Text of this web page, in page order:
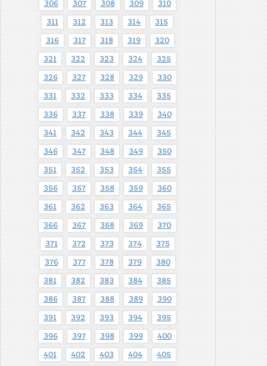
306 307 308 309 310
311 312 313 314 315
316 317 318 319 320
321 322 323 324 325
326 327 328 329 330
331 332 333 334 335
336 337 338 339 340
341 342 343 344 345
346 347 348 349 350
351 352 353 354 355
356 357 358 359 360
361 362 363 364 365
366 367 368 369 370
371 372 373 374 375
376 377 378 379 380
381 382 383 384 385
386 387 388 389 390
391 392 393 394 395
396 397 398 399 400
401 402 403 404 405